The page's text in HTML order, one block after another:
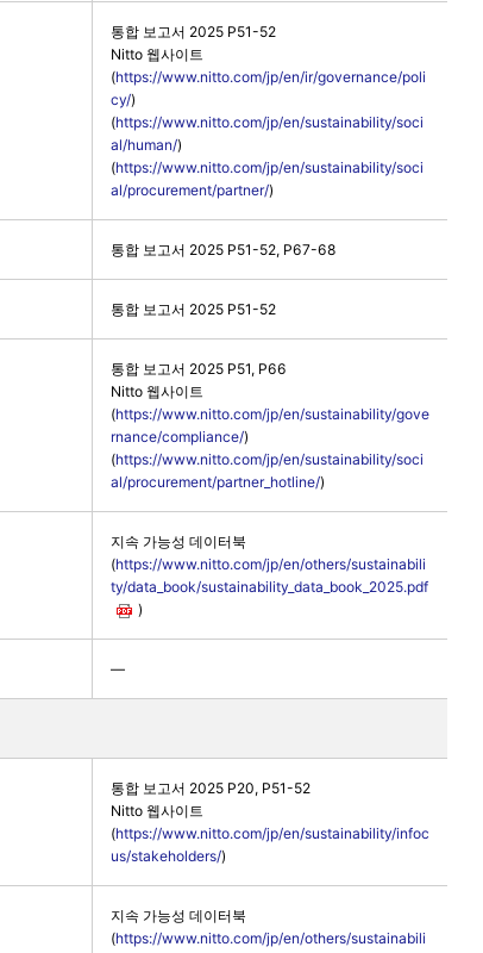
통합 보고서 2025 P51-52
Nitto 웹사이트
(https://www.nitto.com/jp/en/ir/governance/poli
cy/)
(https://www.nitto.com/jp/en/sustainability/soci
al/human/)
(https://www.nitto.com/jp/en/sustainability/soci
al/procurement/partner/)
통합 보고서 2025 P51-52, P67-68
통합 보고서 2025 P51-52
통합 보고서 2025 P51, P66
Nitto 웹사이트
(https://www.nitto.com/jp/en/sustainability/gove
rnance/compliance/)
(https://www.nitto.com/jp/en/sustainability/soci
al/procurement/partner_hotline/)
지속 가능성 데이터북
(https://www.nitto.com/jp/en/others/sustainabili
ty/data_book/sustainability_data_book_2025.pdf
)
―
통합 보고서 2025 P20, P51-52
Nitto 웹사이트
(https://www.nitto.com/jp/en/sustainability/infoc
us/stakeholders/)
지속 가능성 데이터북
(https://www.nitto.com/jp/en/others/sustainabili